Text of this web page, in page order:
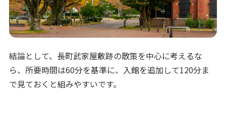
結論として、長町武家屋敷跡の散策を中心に考えるな
ら、所要時間は60分を基準に、入館を追加して120分ま
で見ておくと組みやすいです。